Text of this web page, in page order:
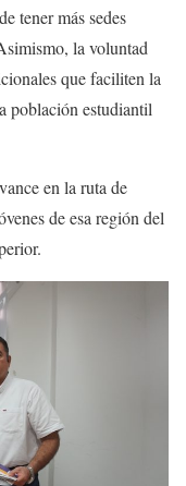
tener más sedes
la voluntad
que faciliten la
población estudiantil
en la ruta de
de esa región del